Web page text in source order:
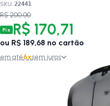
SKU: 22441
R$ 200,00
Pix R$ 170,71
ou R$ 189,68 no cartão
em até6xsem juros